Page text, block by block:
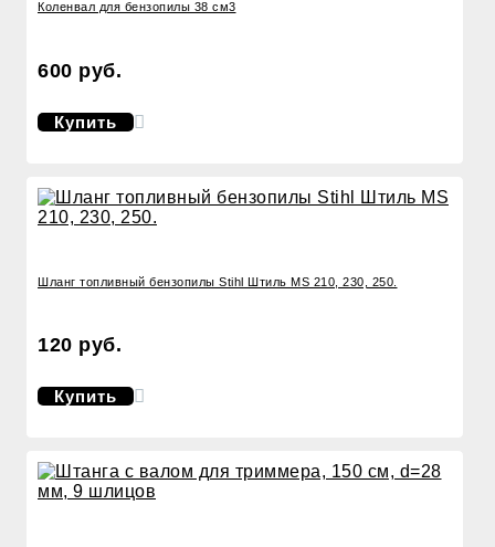
Коленвал для бензопилы 38 см3
600 руб.
Купить
Шланг топливный бензопилы Stihl Штиль MS 210, 230, 250.
120 руб.
Купить